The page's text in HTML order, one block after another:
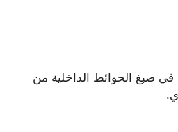
صبغ الحوائط الداخلية من